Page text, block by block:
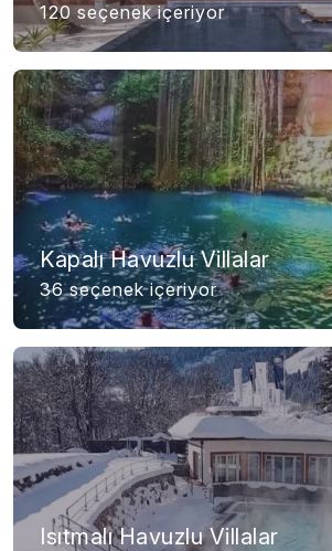
120 seçenek içeriyor
Kapalı Havuzlu Villalar
36 seçenek içeriyor
Isıtmalı Havuzlu Villalar